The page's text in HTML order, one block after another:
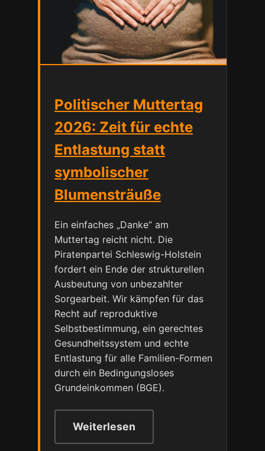
Politischer Muttertag
2026: Zeit für echte
Entlastung statt
symbolischer
Blumensträuße
Ein einfaches „Danke“ am
Muttertag reicht nicht. Die
Piratenpartei Schleswig-Holstein
fordert ein Ende der strukturellen
Ausbeutung von unbezahlter
Sorgearbeit. Wir kämpfen für das
Recht auf reproduktive
Selbstbestimmung, ein gerechtes
Gesundheitssystem und echte
Entlastung für alle Familien-Formen
durch ein Bedingungsloses
Grundeinkommen (BGE).
Weiterlesen